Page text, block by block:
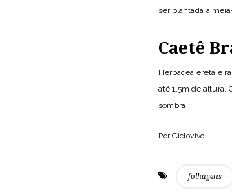
ser plantada a
Caetê
Herbácea ereta e
até 1,5m de altura.
sombra.
Por Ciclovivo
folhagens